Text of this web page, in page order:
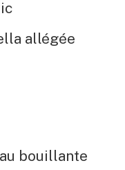
allégée
bouillante